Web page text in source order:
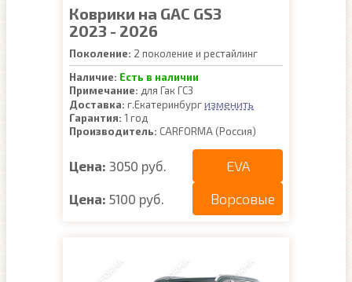
Коврики на GAC GS3
2023 - 2026
Поколение: 2 поколение и рестайлинг
Наличие: Есть в наличии
Примечание: для Гак ГС3
Доставка: г.Екатеринбургизменить
Гарантия: 1 год
Производитель: CARFORMA (Россия)
Цена: 3050 руб. EVA
Цена: 5100 руб. Ворсовые